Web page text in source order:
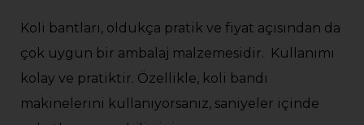
Koli bantları, oldukça pratik ve fiyat açısından da
çok uygun bir ambalaj malzemesidir. Kullanımı
kolay ve pratiktir. Özellikle, koli bandı
makinelerini kullanıyorsanız, saniyeler içinde